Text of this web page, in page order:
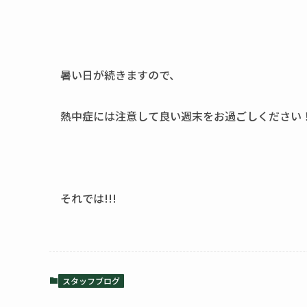
暑い日が続きますので、
熱中症には注意して良い週末をお過ごしください
それでは!!!
スタッフブログ